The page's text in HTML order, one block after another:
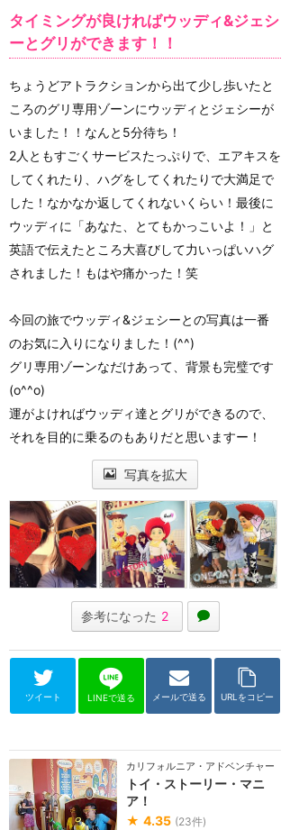
タイミングが良ければウッディ&ジェシ
ーとグリができます！！
ちょうどアトラクションから出て少し歩いたと
ころのグリ専用ゾーンにウッディとジェシーが
いました！！なんと5分待ち！
2人ともすごくサービスたっぷりで、エアキスを
してくれたり、ハグをしてくれたりで大満足で
した！なかなか返してくれないくらい！最後に
ウッディに「あなた、とてもかっこいよ！」と
英語で伝えたところ大喜びして力いっぱいハグ
されました！もはや痛かった！笑
今回の旅でウッディ&ジェシーとの写真は一番
のお気に入りになりました！(^^)
グリ専用ゾーンなだけあって、背景も完璧です
(o^^o)
運がよければウッディ達とグリができるので、
それを目的に乗るのもありだと思いますー！
写真を拡大
参考になった 2
ツイート LINEで送る メールで送る URLをコピー
カリフォルニア・アドベンチャー
トイ・ストーリー・マニ
ア！
★ 4.35 (23件)